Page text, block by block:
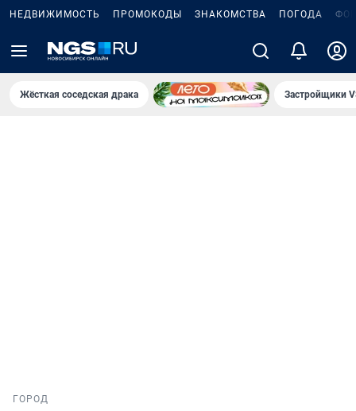
НЕДВИЖИМОСТЬ ПРОМОКОДЫ ЗНАКОМСТВА ПОГОДА
Жёсткая соседская драка Застройщики
ГОРОД